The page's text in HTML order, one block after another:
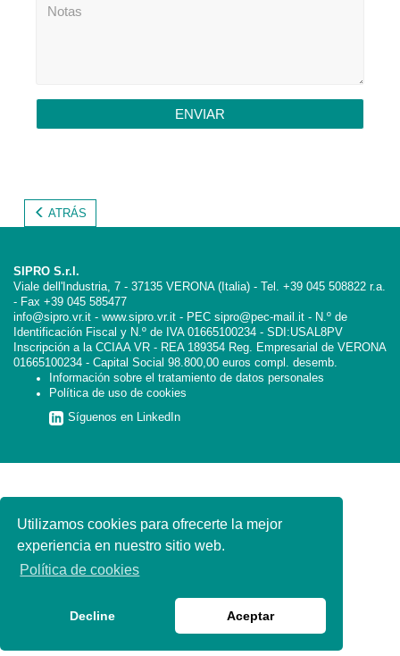
Utilizamos cookies para ofrecerte la mejor
experiencia en nuestro sitio web.
Política de cookies
Decline Aceptar
ENVIAR
ATRÁS
SIPRO S.r.l.
Viale dell'Industria, 7 - 37135 VERONA (Italia) - Tel. +39 045 508822 r.a.
- Fax +39 045 585477
info@sipro.vr.it - www.sipro.vr.it - PEC sipro@pec-mail.it - N.º de
Identificación Fiscal y N.º de IVA 01665100234 - SDI:USAL8PV
Inscripción a la CCIAA VR - REA 189354 Reg. Empresarial de VERONA
01665100234 - Capital Social 98.800,00 euros compl. desemb.
Información sobre el tratamiento de datos personales
Política de uso de cookies
Síguenos en LinkedIn